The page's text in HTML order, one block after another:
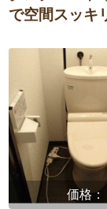
で空間スッキ
価格：